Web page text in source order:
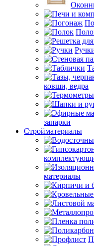
ковши, ведра
запарки
Стройматериалы
материалы